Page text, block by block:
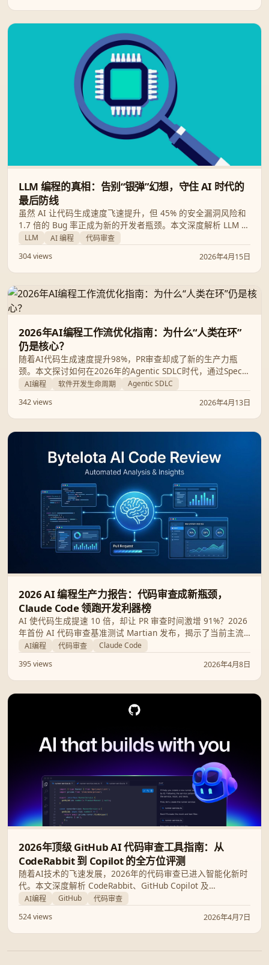
LLM 编程的真相：告别“银弹”幻想，守住 AI 时代的
最后防线
虽然 AI 让代码生成速度飞速提升，但 45% 的安全漏洞风险和
1.7 倍的 Bug 率正成为新的开发者瓶颈。本文深度解析 LLM 在
软件开发中的双刃剑效应，探讨开发者如何从“作者”转向“策展
人”，并强调回归软件工程基本功的紧迫性。
LLM AI 编程
代码审查
304 views
2026年4月15日
2026年AI编程工作流优化指南：为什么“人类在环”
仍是核心？
随着AI代码生成速度提升98%，PR审查却成了新的生产力瓶
颈。本文探讨如何在2026年的Agentic SDLC时代，通过Spec-
First、微型PR和严格的治理机制，平衡AI的速度与代码质量。
AI编程 软件开发生命周期
Agentic SDLC
342 views
2026年4月13日
2026 AI 编程生产力报告：代码审查成新瓶颈，
Claude Code 领跑开发利器榜
AI 使代码生成提速 10 倍，却让 PR 审查时间激增 91%？2026
年首份 AI 代码审查基准测试 Martian 发布，揭示了当前主流
工具 50-60% 的真实效能。同时，4 月份最佳 AI 编程工具榜单
揭晓，Claude Code 凭借强大的 Agent 能力荣登榜首。
AI编程 代码审查
Claude Code
395 views
2026年4月8日
2026年顶级 GitHub AI 代码审查工具指南：从
CodeRabbit 到 Copilot 的全方位评测
随着AI技术的飞速发展，2026年的代码审查已进入智能化新时
代。本文深度解析 CodeRabbit、GitHub Copilot 及
SonarQube 等顶尖工具，助您构建最高效、安全的自动化 PR
审查流水线。
AI编程 GitHub
代码审查
524 views
2026年4月7日